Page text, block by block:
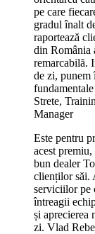
pe care
gradul înalt
raportează
din România
remarcabilă.
de zi, punem
Strete,
Manager
Este pentru
acest
bun dealer
clienților săi.
serviciilor pe
întreagii
și aprecierea
zi. Vlad